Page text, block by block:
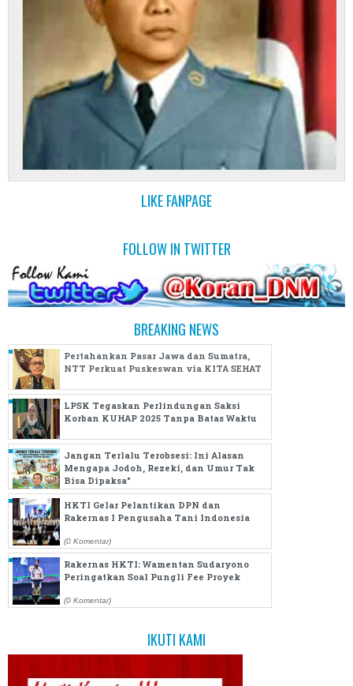
LIKE FANPAGE
FOLLOW IN TWITTER
BREAKING NEWS
Pertahankan Pasar Jawa dan Sumatra,
NTT Perkuat Puskeswan via KITA SEHAT
(0 Komentar)
LPSK Tegaskan Perlindungan Saksi
Korban KUHAP 2025 Tanpa Batas Waktu
(0 Komentar)
Jangan Terlalu Terobsesi: Ini Alasan
Mengapa Jodoh, Rezeki, dan Umur Tak
Bisa Dipaksa"
(0 Komentar) HKTI Gelar Pelantikan DPN dan
Rakernas I Pengusaha Tani Indonesia
(0 Komentar)
Rakernas HKTI: Wamentan Sudaryono
Peringatkan Soal Pungli Fee Proyek
(0 Komentar)
IKUTI KAMI